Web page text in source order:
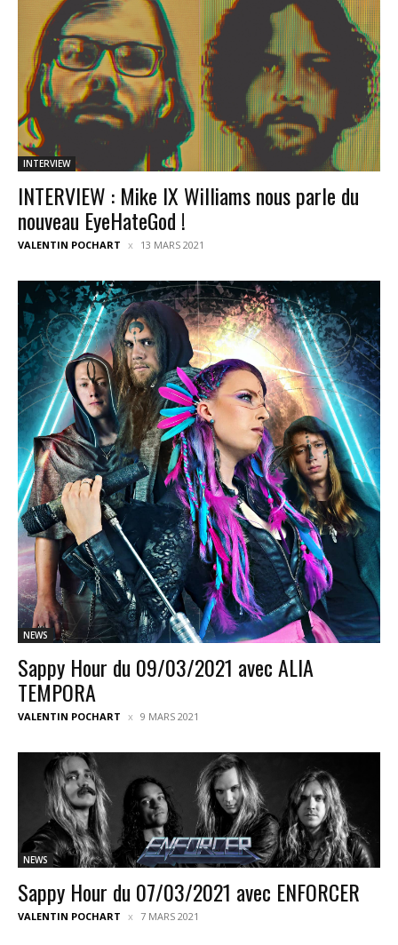
INTERVIEW
INTERVIEW : Mike IX Williams nous parle du
nouveau EyeHateGod !
VALENTIN POCHART 13 MARS 2021
NEWS
Sappy Hour du 09/03/2021 avec ALIA
TEMPORA
VALENTIN POCHART 9 MARS 2021
NEWS
Sappy Hour du 07/03/2021 avec ENFORCER
VALENTIN POCHART 7 MARS 2021